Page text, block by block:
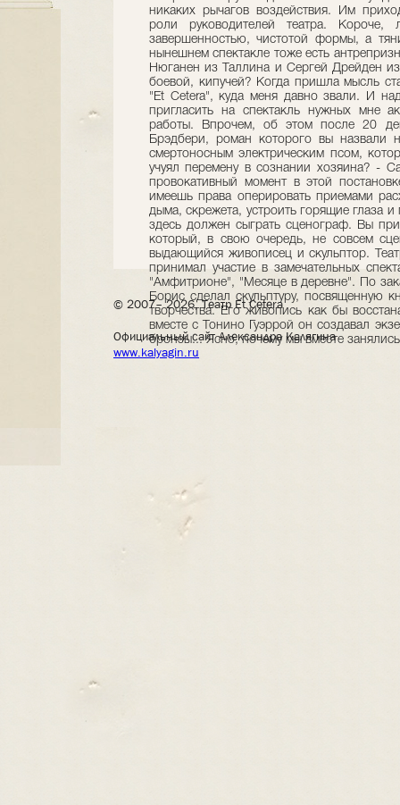
© 2007– 2026, Театр Et Cetera
Официальный сайт Александра Калягина
www.kalyagin.ru